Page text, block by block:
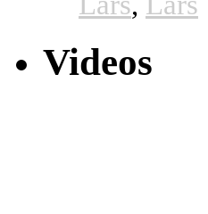
Videos